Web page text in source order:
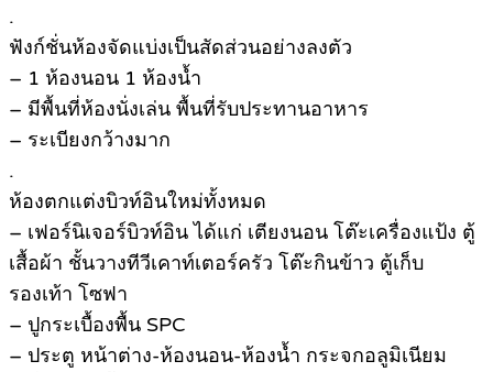
.
ฟังก์ชั่นห้องจัดแบ่งเป็นสัดส่วนอย่างลงตัว
– 1 ห้องนอน 1 ห้องน้ำ
– มีพื้นที่ห้องนั่งเล่น พื้นที่รับประทานอาหาร
– ระเบียงกว้างมาก
.
ห้องตกแต่งบิวท์อินใหม่ทั้งหมด
– เฟอร์นิเจอร์บิวท์อิน ได้แก่ เตียงนอน โต๊ะเครื่องแป้ง ตู้
เสื้อผ้า ชั้นวางทีวีเคาท์เตอร์ครัว โต๊ะกินข้าว ตู้เก็บ
รองเท้า โซฟา
– ปูกระเบื้องพื้น SPC
– ประตู หน้าต่าง-ห้องนอน-ห้องน้ำ กระจกอลูมิเนียม